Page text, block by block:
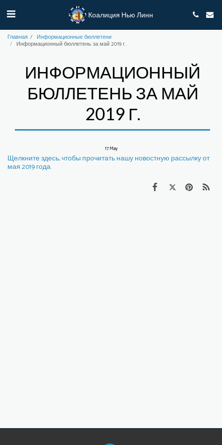
Коалиция Нью Линн
Главная Информационные бюллетени
Информационный бюллетень за май 2019 г.
ИНФОРМАЦИОННЫЙ
БЮЛЛЕТЕНЬ ЗА МАЙ
2019 Г.
17May
Щелкните здесь, чтобы прочитать нашу новостную рассылку от
мая 2019 года.